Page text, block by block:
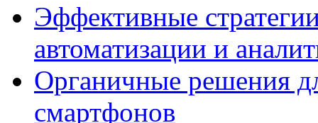
Эффективные
автоматизации и
Органичные решения
смартфонов